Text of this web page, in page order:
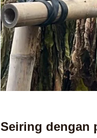
Seiring dengan